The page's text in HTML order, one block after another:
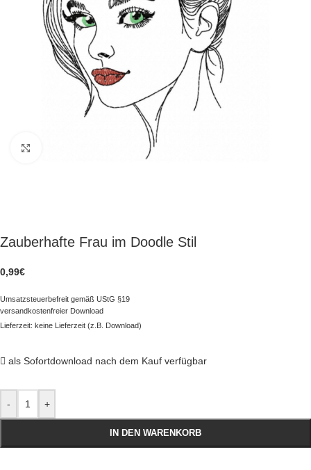
Zauberhafte Frau im Doodle Stil
0,99€
Umsatzsteuerbefreit gemäß UStG §19
versandkostenfreier Download
Lieferzeit: keine Lieferzeit (z.B. Download)
als Sofortdownload nach dem Kauf verfügbar
- +
IN DEN WARENKORB